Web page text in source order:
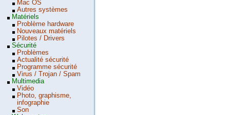
Mac OS
Autres systèmes
Matériels
Problème hardware
Nouveaux matériels
Pilotes / Drivers
Sécurité
Problèmes
Actualité sécurité
Programme sécurité
Virus / Trojan / Spam
Multimedia
Vidéo
Photo, graphisme,
infographie
Son